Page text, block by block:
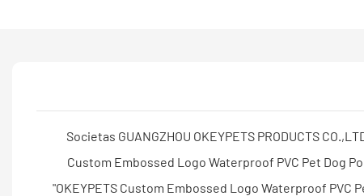
Societas GUANGZHOU OKEYPETS PRODUCTS
Custom Embossed Logo Waterproof PVC Pet Dog
"OKEYPETS Custom Embossed Logo Waterproof